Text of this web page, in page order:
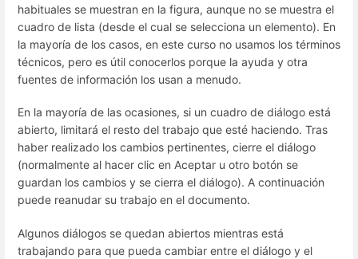
habituales se muestran en la figura, aunque no se muestra el
cuadro de lista (desde el cual se selecciona un elemento). En
la mayoría de los casos, en este curso no usamos los términos
técnicos, pero es útil conocerlos porque la ayuda y otra
fuentes de información los usan a menudo.
En la mayoría de las ocasiones, si un cuadro de diálogo está
abierto, limitará el resto del trabajo que esté haciendo. Tras
haber realizado los cambios pertinentes, cierre el diálogo
(normalmente al hacer clic en Aceptar u otro botón se
guardan los cambios y se cierra el diálogo). A continuación
puede reanudar su trabajo en el documento.
Algunos diálogos se quedan abiertos mientras está
trabajando para que pueda cambiar entre el diálogo y el